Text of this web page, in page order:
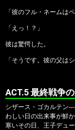
「彼のフル・ネームは
「えっ！？」
彼は驚愕した。
「そうです。彼の父は
ACT.5 最終戦争
シザース・ゴカルテン
わしい日の出来事が鮮
寒いその日、王子デュ